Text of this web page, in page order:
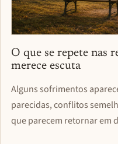
O que se repete nas
merece escuta
Alguns sofrimentos
parecidas, conflitos
que parecem retornar em